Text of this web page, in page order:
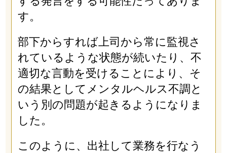
す。
部下からすれば上司から常に監視さ
れているような状態が続いたり、不
適切な言動を受けることにより、そ
の結果としてメンタルヘルス不調と
いう別の問題が起きるようになりま
した。
このように、出社して業務を行なう